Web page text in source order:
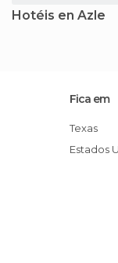
Hotéis en Azle
Fica em
Texas
Estados